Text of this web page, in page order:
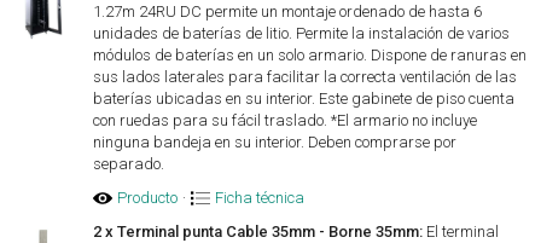
1.27m 24RU DC permite un montaje ordenado de hasta 6
unidades de baterías de litio. Permite la instalación de varios
módulos de baterías en un solo armario. Dispone de ranuras en
sus lados laterales para facilitar la correcta ventilación de las
baterías ubicadas en su interior. Este gabinete de piso cuenta
con ruedas para su fácil traslado. *El armario no incluye
ninguna bandeja en su interior. Deben comprarse por
separado.
Producto ·
Ficha técnica
2 x Terminal punta Cable 35mm - Borne 35mm: El terminal